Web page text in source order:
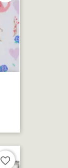
favorite_border